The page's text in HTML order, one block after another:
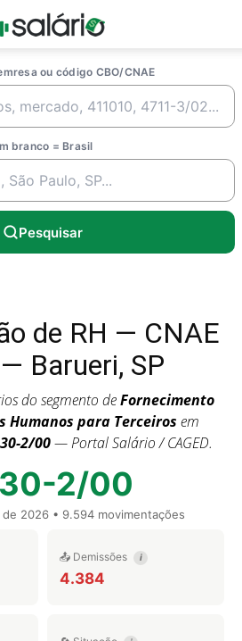
ou código CBO/CNAE
branco = Brasil
Pesquisar
de RH — CNAE
Barueri, SP
do segmento deFornecimento
Humanos para Terceiros em
2/00— Portal Salário / CAGED.
2/00
2026 • 9.594 movimentações
📤 Demissões i
4.384